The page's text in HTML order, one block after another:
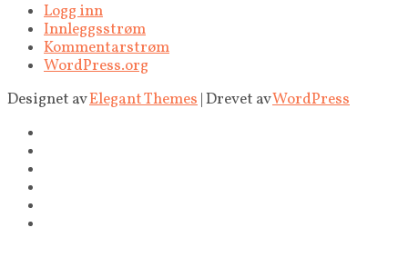
Logg inn
Innleggsstrøm
Kommentarstrøm
WordPress.org
Designet avElegant Themes | Drevet avWordPress